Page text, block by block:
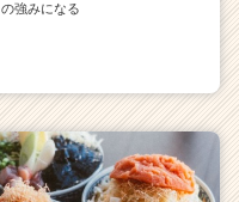
の強みになる